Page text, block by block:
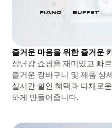
즐거운 마음을 위한 즐거운
장난감 쇼핑을 재미있고 빠
즐거운 장바구니 및 제품 상
실시간 할인 혜택과 다채로
하게 만들어줍니다.